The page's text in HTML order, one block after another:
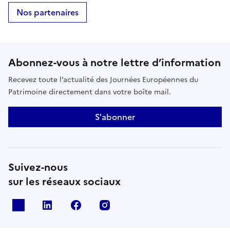
Nos partenaires
Abonnez-vous à notre lettre d’information
Recevez toute l’actualité des Journées Européennes du
Patrimoine directement dans votre boîte mail.
S'abonner
Suivez-nous
sur les réseaux sociaux
Linkedin Facebook